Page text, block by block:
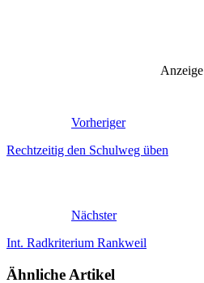
Anzeige
Vorheriger
Rechtzeitig den Schulweg üben
Nächster
Int. Radkriterium Rankweil
Ähnliche Artikel